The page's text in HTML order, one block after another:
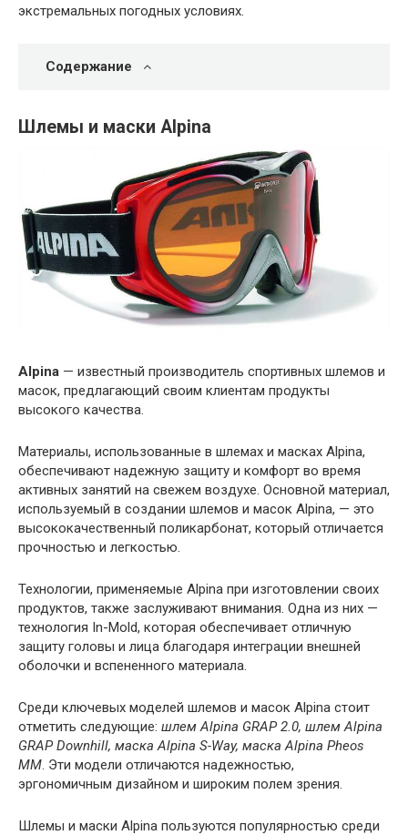
экстремальных погодных условиях.
Содержание
Шлемы и маски Alpina
Alpina — известный производитель спортивных шлемов и
масок, предлагающий своим клиентам продукты
высокого качества.
Материалы, использованные в шлемах и масках Alpina,
обеспечивают надежную защиту и комфорт во время
активных занятий на свежем воздухе. Основной материал,
используемый в создании шлемов и масок Alpina, — это
высококачественный поликарбонат, который отличается
прочностью и легкостью.
Технологии, применяемые Alpina при изготовлении своих
продуктов, также заслуживают внимания. Одна из них —
технология In-Mold, которая обеспечивает отличную
защиту головы и лица благодаря интеграции внешней
оболочки и вспененного материала.
Среди ключевых моделей шлемов и масок Alpina стоит
отметить следующие: шлем Alpina GRAP 2.0, шлем Alpina
GRAP Downhill, маска Alpina S-Way, маска Alpina Pheos
MM. Эти модели отличаются надежностью,
эргономичным дизайном и широким полем зрения.
Шлемы и маски Alpina пользуются популярностью среди